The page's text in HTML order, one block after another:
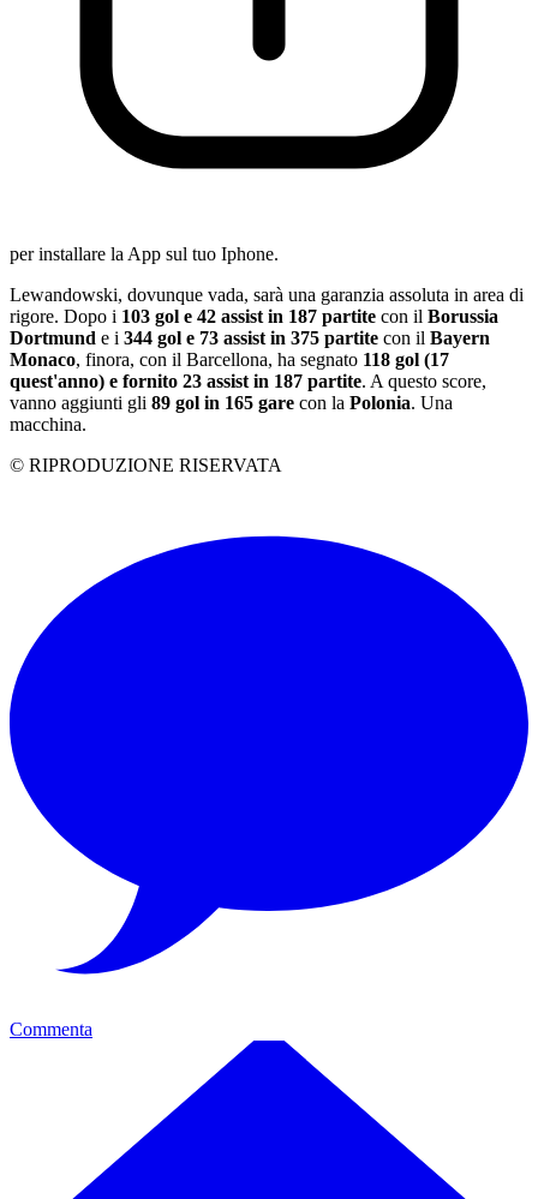
per installare la App sul tuo Iphone.
Lewandowski, dovunque vada, sarà una garanzia assoluta in area di
rigore. Dopo i 103 gol e 42 assist in 187 partite con il Borussia
Dortmund e i 344 gol e 73 assist in 375 partite con il Bayern
Monaco, finora, con il Barcellona, ha segnato 118 gol (17
quest'anno) e fornito 23 assist in 187 partite. A questo score,
vanno aggiunti gli 89 gol in 165 gare con la Polonia. Una
macchina.
© RIPRODUZIONE RISERVATA
Commenta